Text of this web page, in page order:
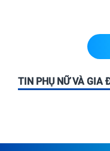
TIN PHỤ NỮ VÀ GIA